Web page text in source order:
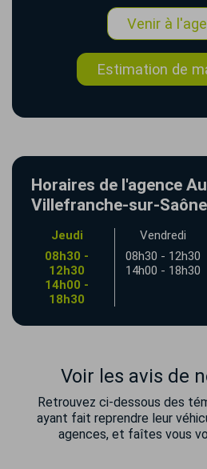
Venir à
Estimation de
Horaires de l'agence
Villefranche-sur-Saône
Jeudi
08h30 -
12h30
14h00 -
18h30
Vendredi
08h30 - 12h30
14h00 - 18h30
Voir les avis de
Retrouvez ci-dessous des
ayant fait reprendre leur
agences, et faîtes vous